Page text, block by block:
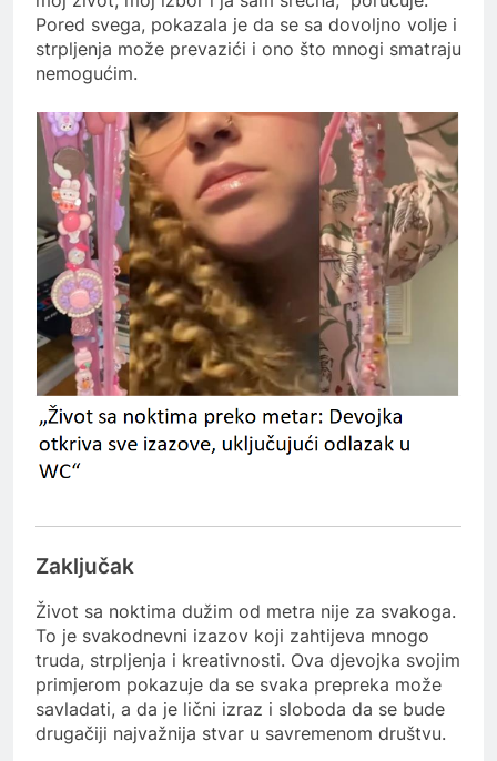
Pored svega, pokazala je da se sa dovoljno volje i
strpljenja može prevazići i ono što mnogi smatraju
nemogućim.
Zaključak
Život sa noktima dužim od metra nije za svakoga.
To je svakodnevni izazov koji zahtijeva mnogo
truda, strpljenja i kreativnosti. Ova djevojka svojim
primjerom pokazuje da se svaka prepreka može
savladati, a da je lični izraz i sloboda da se bude
drugačiji najvažnija stvar u savremenom društvu.